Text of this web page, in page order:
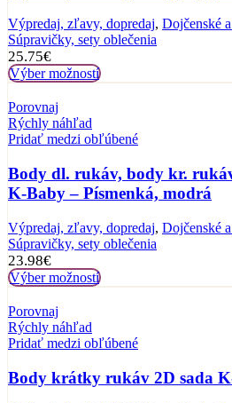
Výpredaj, zľavy, dopredaj, Dojčenské
Súpravičky, sety oblečenia
25.75€
Výber možností
Porovnaj
Rýchly náhľad
Pridať medzi obľúbené
Body dl. rukáv, body kr.
K-Baby – Písmenká, modrá
Výpredaj, zľavy, dopredaj, Dojčenské
Súpravičky, sety oblečenia
23.98€
Výber možností
Porovnaj
Rýchly náhľad
Pridať medzi obľúbené
Body krátky rukáv 2D sada